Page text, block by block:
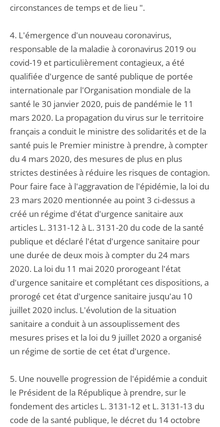
circonstances de temps et de lieu ".
4. L'émergence d'un nouveau coronavirus,
responsable de la maladie à coronavirus 2019 ou
covid-19 et particulièrement contagieux, a été
qualifiée d'urgence de santé publique de portée
internationale par l'Organisation mondiale de la
santé le 30 janvier 2020, puis de pandémie le 11
mars 2020. La propagation du virus sur le territoire
français a conduit le ministre des solidarités et de la
santé puis le Premier ministre à prendre, à compter
du 4 mars 2020, des mesures de plus en plus
strictes destinées à réduire les risques de contagion.
Pour faire face à l'aggravation de l'épidémie, la loi du
23 mars 2020 mentionnée au point 3 ci-dessus a
créé un régime d'état d'urgence sanitaire aux
articles L. 3131-12 à L. 3131-20 du code de la santé
publique et déclaré l'état d'urgence sanitaire pour
une durée de deux mois à compter du 24 mars
2020. La loi du 11 mai 2020 prorogeant l'état
d'urgence sanitaire et complétant ces dispositions, a
prorogé cet état d'urgence sanitaire jusqu'au 10
juillet 2020 inclus. L'évolution de la situation
sanitaire a conduit à un assouplissement des
mesures prises et la loi du 9 juillet 2020 a organisé
un régime de sortie de cet état d'urgence.
5. Une nouvelle progression de l'épidémie a conduit
le Président de la République à prendre, sur le
fondement des articles L. 3131-12 et L. 3131-13 du
code de la santé publique, le décret du 14 octobre